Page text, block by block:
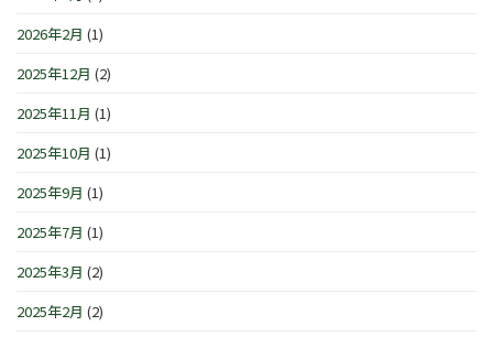
IN
浜/
町』！！
は
(日)
は
は
2026年2月 (1)
2025年12月 (2)
2025年11月 (1)
2025年10月 (1)
2025年9月 (1)
2025年7月 (1)
2025年3月 (2)
2025年2月 (2)